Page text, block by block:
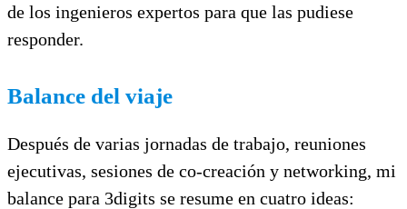
de los ingenieros expertos para que las pudiese
responder.
Balance del viaje
Después de varias jornadas de trabajo, reuniones
ejecutivas, sesiones de co-creación y networking, mi
balance para 3digits se resume en cuatro ideas: